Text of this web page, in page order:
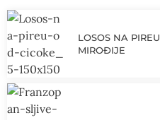
LOSOS NA
MIROĐIJE